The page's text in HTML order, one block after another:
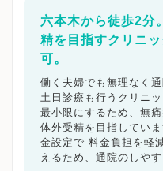
六本木から徒歩2分
精を目指すクリニ
可。
働く夫婦でも無理なく
土日診療も行うクリニ
最小限にするため、無
体外受精を目指してい
金設定で 料金負担を軽
えるため、通院のしやす